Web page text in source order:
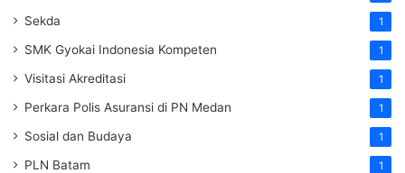
Sekda 1
SMK Gyokai Indonesia Kompeten 1
Visitasi Akreditasi 1
Perkara Polis Asuransi di PN Medan 1
Sosial dan Budaya 1
PLN Batam 1